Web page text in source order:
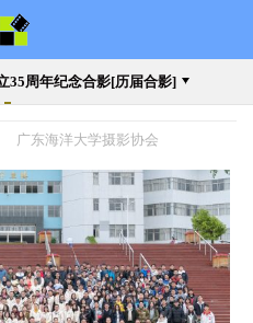
35周年纪念合影[历届合影]
广东海洋大学摄影协会